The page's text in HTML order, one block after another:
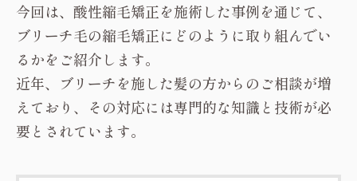
今回は、酸性縮毛矯正を施術した事例を通じて、
ブリーチ毛の縮毛矯正にどのように取り組んでい
るかをご紹介します。
近年、ブリーチを施した髪の方からのご相談が増
えており、その対応には専門的な知識と技術が必
要とされています。